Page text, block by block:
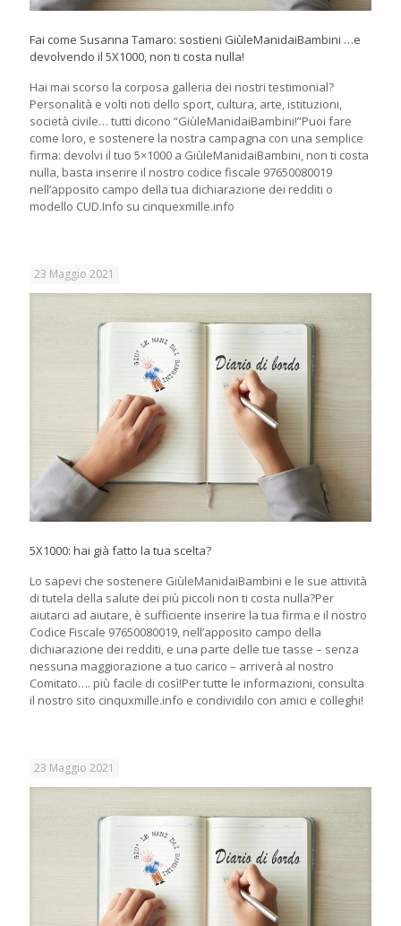
Fai come Susanna Tamaro: sostieni GiùleManidaiBambini …e
devolvendo il 5X1000, non ti costa nulla!
Hai mai scorso la corposa galleria dei nostri testimonial?
Personalità e volti noti dello sport, cultura, arte, istituzioni,
società civile… tutti dicono “GiùleManidaiBambini!”Puoi fare
come loro, e sostenere la nostra campagna con una semplice
firma: devolvi il tuo 5×1000 a GiùleManidaiBambini, non ti costa
nulla, basta inserire il nostro codice fiscale 97650080019
nell’apposito campo della tua dichiarazione dei redditi o
modello CUD.Info su cinquexmille.info
23 Maggio 2021
5X1000: hai già fatto la tua scelta?
Lo sapevi che sostenere GiùleManidaiBambini e le sue attività
di tutela della salute dei più piccoli non ti costa nulla?Per
aiutarci ad aiutare, è sufficiente inserire la tua firma e il nostro
Codice Fiscale 97650080019, nell’apposito campo della
dichiarazione dei redditi, e una parte delle tue tasse – senza
nessuna maggiorazione a tuo carico – arriverà al nostro
Comitato…. più facile di così!Per tutte le informazioni, consulta
il nostro sito cinquxmille.info e condividilo con amici e colleghi!
23 Maggio 2021